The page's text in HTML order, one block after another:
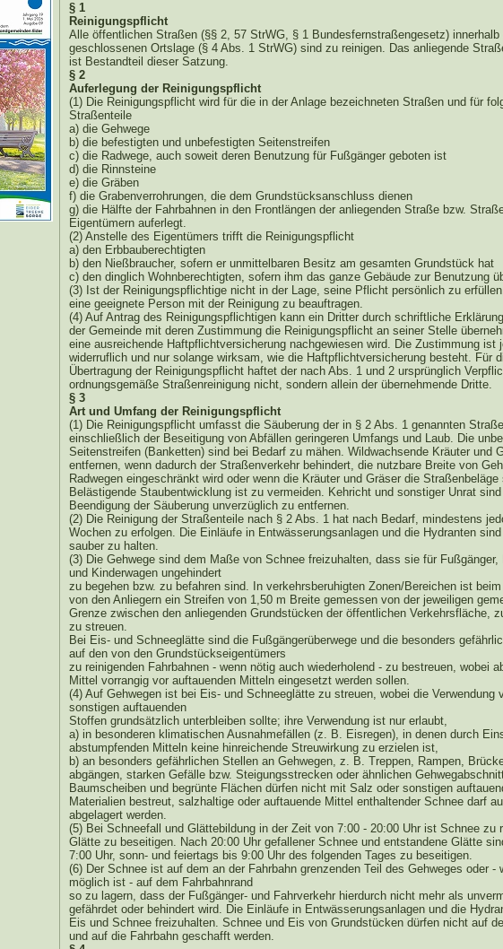
§ 1
Reinigungspflicht
Alle öffentlichen Straßen (§§ 2, 57 StrWG, § 1 Bundesfernstraßengesetz) innerhalb
geschlossenen Ortslage (§ 4 Abs. 1 StrWG) sind zu reinigen. Das anliegende
ist Bestandteil dieser Satzung.
§ 2
Auferlegung der Reinigungspflicht
(1) Die Reinigungspflicht wird für die in der Anlage bezeichneten Straßen und für
Straßenteile
a) die Gehwege
b) die befestigten und unbefestigten Seitenstreifen
c) die Radwege, auch soweit deren Benutzung für Fußgänger geboten ist
d) die Rinnsteine
e) die Gräben
f) die Grabenverrohrungen, die dem Grundstücksanschluss dienen
g) die Hälfte der Fahrbahnen in den Frontlängen der anliegenden Straße bzw.
Eigentümern auferlegt.
(2) Anstelle des Eigentümers trifft die Reinigungspflicht
a) den Erbbauberechtigten
b) den Nießbraucher, sofern er unmittelbaren Besitz am gesamten Grundstück hat
c) den dinglich Wohnberechtigten, sofern ihm das ganze Gebäude zur Benutzung
(3) Ist der Reinigungspflichtige nicht in der Lage, seine Pflicht persönlich zu
eine geeignete Person mit der Reinigung zu beauftragen.
(4) Auf Antrag des Reinigungspflichtigen kann ein Dritter durch schriftliche
der Gemeinde mit deren Zustimmung die Reinigungspflicht an seiner Stelle
eine ausreichende Haftpflichtversicherung nachgewiesen wird. Die Zustimmung ist
widerruflich und nur solange wirksam, wie die Haftpflichtversicherung besteht. Für
Übertragung der Reinigungspflicht haftet der nach Abs. 1 und 2 ursprünglich
ordnungsgemäße Straßenreinigung nicht, sondern allein der übernehmende Dritte.
§ 3
Art und Umfang der Reinigungspflicht
(1) Die Reinigungspflicht umfasst die Säuberung der in § 2 Abs. 1 genannten
einschließlich der Beseitigung von Abfällen geringeren Umfangs und Laub. Die
Seitenstreifen (Banketten) sind bei Bedarf zu mähen. Wildwachsende Kräuter und
entfernen, wenn dadurch der Straßenverkehr behindert, die nutzbare Breite von
Radwegen eingeschränkt wird oder wenn die Kräuter und Gräser die Straßenbeläge
Belästigende Staubentwicklung ist zu vermeiden. Kehricht und sonstiger Unrat
Beendigung der Säuberung unverzüglich zu entfernen.
(2) Die Reinigung der Straßenteile nach § 2 Abs. 1 hat nach Bedarf, mindestens
Wochen zu erfolgen. Die Einläufe in Entwässerungsanlagen und die Hydranten
sauber zu halten.
(3) Die Gehwege sind dem Maße von Schnee freizuhalten, dass sie für Fußgänger,
und Kinderwagen ungehindert
zu begehen bzw. zu befahren sind. In verkehrsberuhigten Zonen/Bereichen ist
von den Anliegern ein Streifen von 1,50 m Breite gemessen von der jeweiligen
Grenze zwischen den anliegenden Grundstücken der öffentlichen Verkehrsfläche,
zu streuen.
Bei Eis- und Schneeglätte sind die Fußgängerüberwege und die besonders
auf den von den Grundstückseigentümers
zu reinigenden Fahrbahnen - wenn nötig auch wiederholend - zu bestreuen, wobei
Mittel vorrangig vor auftauenden Mitteln eingesetzt werden sollen.
(4) Auf Gehwegen ist bei Eis- und Schneeglätte zu streuen, wobei die Verwendung
sonstigen auftauenden
Stoffen grundsätzlich unterbleiben sollte; ihre Verwendung ist nur erlaubt,
a) in besonderen klimatischen Ausnahmefällen (z. B. Eisregen), in denen durch
abstumpfenden Mitteln keine hinreichende Streuwirkung zu erzielen ist,
b) an besonders gefährlichen Stellen an Gehwegen, z. B. Treppen, Rampen,
abgängen, starken Gefälle bzw. Steigungsstrecken oder ähnlichen
Baumscheiben und begrünte Flächen dürfen nicht mit Salz oder sonstigen
Materialien bestreut, salzhaltige oder auftauende Mittel enthaltender Schnee darf
abgelagert werden.
(5) Bei Schneefall und Glättebildung in der Zeit von 7:00 - 20:00 Uhr ist Schnee zu
Glätte zu beseitigen. Nach 20:00 Uhr gefallener Schnee und entstandene Glätte
7:00 Uhr, sonn- und feiertags bis 9:00 Uhr des folgenden Tages zu beseitigen.
(6) Der Schnee ist auf dem an der Fahrbahn grenzenden Teil des Gehweges oder -
möglich ist - auf dem Fahrbahnrand
so zu lagern, dass der Fußgänger- und Fahrverkehr hierdurch nicht mehr als
gefährdet oder behindert wird. Die Einläufe in Entwässerungsanlagen und die
Eis und Schnee freizuhalten. Schnee und Eis von Grundstücken dürfen nicht auf
und auf die Fahrbahn geschafft werden.